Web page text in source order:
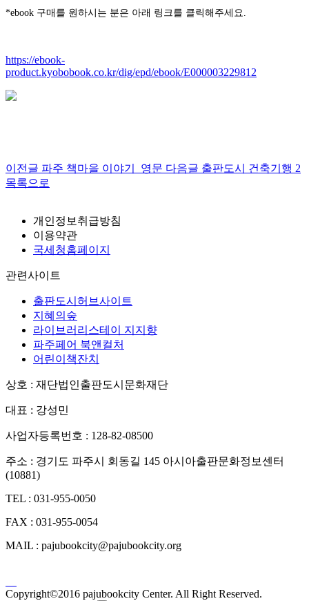
*ebook 구매를 원하시는 분은 아래 링크를 클릭해주세요.
https://ebook-
product.kyobobook.co.kr/dig/epd/ebook/E000003229812
이전글 파주 책마을 이야기_영문 다음글 출판도시 건축기행 2
목록으로
개인정보취급방침
이용약관
국세청홈페이지
관련사이트
출판도시허브사이트
지혜의숲
라이브러리스테이 지지향
파주페어 북앤컬처
어린이책잔치
상호 : 재단법인출판도시문화재단
대표 : 강성민
사업자등록번호 : 128-82-08500
주소 : 경기도 파주시 회동길 145 아시아출판문화정보센터
(10881)
TEL : 031-955-0050
FAX : 031-955-0054
MAIL : pajubookcity@pajubookcity.org
Copyright©2016 pajubookcity Center. All Right Reserved.